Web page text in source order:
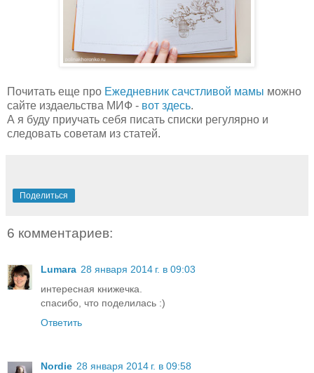
Почитать еще про Ежедневник сачстливой мамы можно
сайте издаельства МИФ - вот здесь.
А я буду приучать себя писать списки регулярно и
следовать советам из статей.
Поделиться
6 комментариев:
Lumara 28 января 2014 г. в 09:03
интересная книжечка.
спасибо, что поделилась :)
Ответить
Nordie 28 января 2014 г. в 09:58